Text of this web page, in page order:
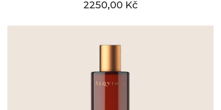
2250,00 Kč